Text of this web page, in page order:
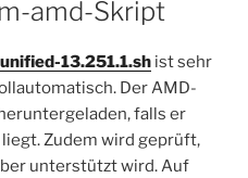
amd-Skript
13.251.1.sh ist sehr
Der AMD-
falls er
Zudem wird geprüft,
unterstützt wird. Auf